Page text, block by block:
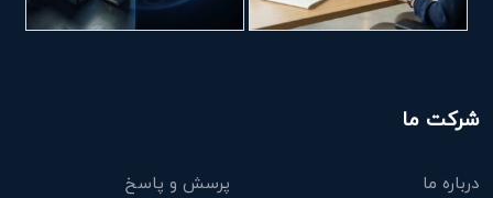
شرکت ما
درباره ما
پرسش و پاسخ